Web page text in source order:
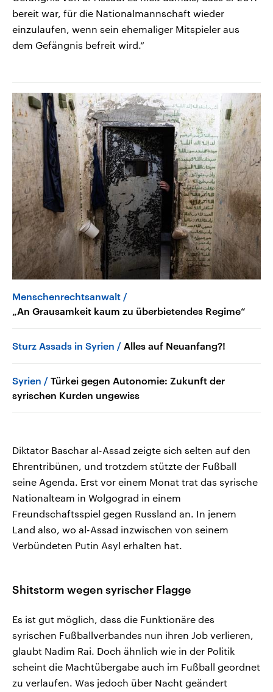
bereit war, für die Nationalmannschaft wieder
einzulaufen, wenn sein ehemaliger Mitspieler aus
dem Gefängnis befreit wird.“
Menschenrechtsanwalt
„An Grausamkeit kaum zu überbietendes Regime“
Sturz Assads in Syrien Alles auf Neuanfang?!
Syrien
Türkei gegen Autonomie: Zukunft der
syrischen Kurden ungewiss
Diktator Baschar al-Assad zeigte sich selten auf den
Ehrentribünen, und trotzdem stützte der Fußball
seine Agenda. Erst vor einem Monat trat das syrische
Nationalteam in Wolgograd in einem
Freundschaftsspiel gegen Russland an. In jenem
Land also, wo al-Assad inzwischen von seinem
Verbündeten Putin Asyl erhalten hat.
Shitstorm wegen syrischer Flagge
Es ist gut möglich, dass die Funktionäre des
syrischen Fußballverbandes nun ihren Job verlieren,
glaubt Nadim Rai. Doch ähnlich wie in der Politik
scheint die Machtübergabe auch im Fußball geordnet
zu verlaufen. Was jedoch über Nacht geändert